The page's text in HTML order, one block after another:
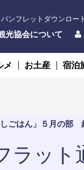
パンフレットダウンロー
光協会について
メ お土産 宿泊
しごはん」５月の
ラット